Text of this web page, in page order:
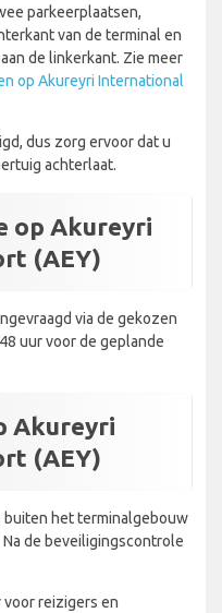
parkeerplaatsen,
van de terminal en
de linkerkant. Zie meer
op Akureyri International
dus zorg ervoor dat u
achterlaat.
op Akureyri
(AEY)
via de gekozen
uur voor de geplande
Akureyri
(AEY)
buiten het terminalgebouw
de beveiligingscontrole
voor reizigers en